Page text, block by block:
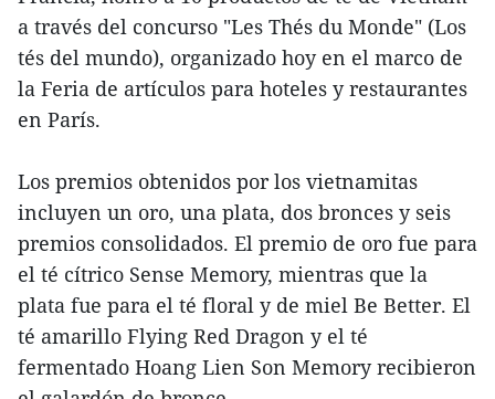
a través del concurso "Les Thés du Monde" (Los
tés del mundo), organizado hoy en el marco de
la Feria de artículos para hoteles y restaurantes
en París.
Los premios obtenidos por los vietnamitas
incluyen un oro, una plata, dos bronces y seis
premios consolidados. El premio de oro fue para
el té cítrico Sense Memory, mientras que la
plata fue para el té floral y de miel Be Better. El
té amarillo Flying Red Dragon y el té
fermentado Hoang Lien Son Memory recibieron